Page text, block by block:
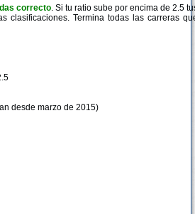
correcto. Si tu ratio sube por encima de 2.5
clasificaciones. Termina todas las carreras
desde marzo de 2015)